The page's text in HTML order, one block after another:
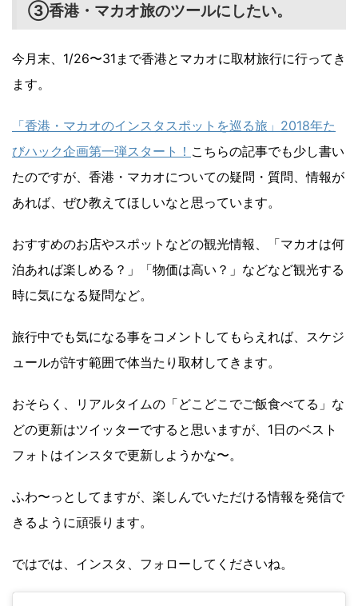
③香港・マカオ旅のツールにしたい。
今月末、1/26〜31まで香港とマカオに取材旅行に行ってき
ます。
「香港・マカオのインスタスポットを巡る旅」2018年た
びハック企画第一弾スタート！ こちらの記事でも少し書い
たのですが、香港・マカオについての疑問・質問、情報が
あれば、ぜひ教えてほしいなと思っています。
おすすめのお店やスポットなどの観光情報、「マカオは何
泊あれば楽しめる？」「物価は高い？」などなど観光する
時に気になる疑問など。
旅行中でも気になる事をコメントしてもらえれば、スケジ
ュールが許す範囲で体当たり取材してきます。
おそらく、リアルタイムの「どこどこでご飯食べてる」な
どの更新はツイッターですると思いますが、1日のベスト
フォトはインスタで更新しようかな〜。
ふわ〜っとしてますが、楽しんでいただける情報を発信で
きるように頑張ります。
ではでは、インスタ、フォローしてくださいね。